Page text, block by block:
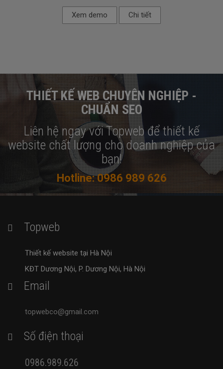
Xem demo Chi tiết
THIẾT KẾ WEB CHUYÊN NGHIỆP -
CHUẨN SEO
Liên hệ ngay với Topweb để thiết kế
website chất lượng cho doanh nghiệp của
bạn!
Hotline: 0986 989 626
Topweb
Thiết kế website tại Hà Nội
KĐT Dương Nội, P. Dương Nội, Hà Nội
Email
topwebco@gmail.com
Số điện thoại
0986.989.626